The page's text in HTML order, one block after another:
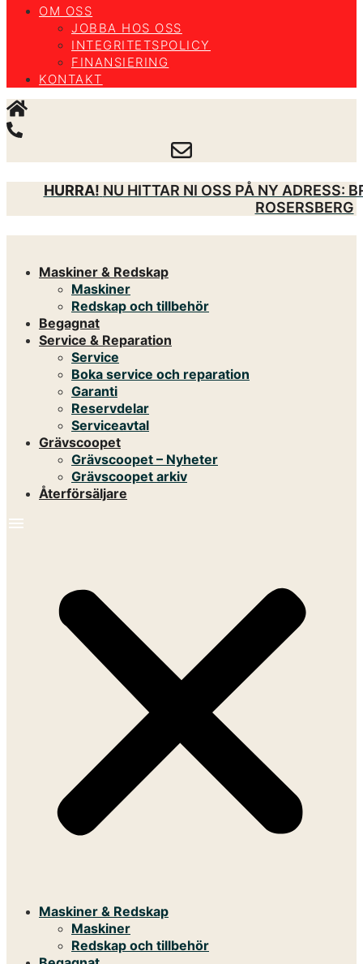
OM OSS
JOBBA HOS OSS
INTEGRITETSPOLICY
FINANSIERING
KONTAKT
HURRA! NU HITTAR NI OSS PÅ NY ADRESS:
ROSERSBERG
Maskiner & Redskap
Maskiner
Redskap och tillbehör
Begagnat
Service & Reparation
Service
Boka service och reparation
Garanti
Reservdelar
Serviceavtal
Grävscoopet
Grävscoopet – Nyheter
Grävscoopet arkiv
Återförsäljare
Maskiner & Redskap
Maskiner
Redskap och tillbehör